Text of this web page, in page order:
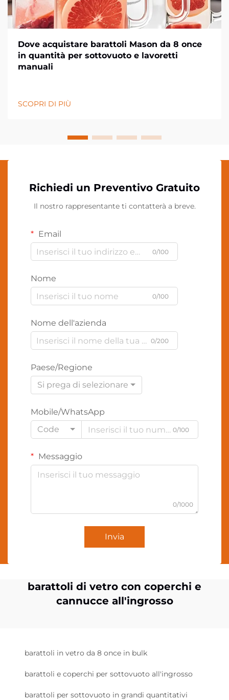
Dove acquistare barattoli Mason da 8 once
in quantità per sottovuoto e lavoretti
manuali
SCOPRI DI PIÙ
Richiedi un Preventivo Gratuito
Il nostro rappresentante ti contatterà a breve.
Email
0/100
Nome
0/100
Nome dell'azienda
0/200
Paese/Regione
Si prega di selezionare
Mobile/WhatsApp
Code
0/100
Messaggio
0/1000
Invia
barattoli di vetro con coperchi e
cannucce all'ingrosso
barattoli in vetro da 8 once in bulk
barattoli e coperchi per sottovuoto all'ingrosso
barattoli per sottovuoto in grandi quantitativi